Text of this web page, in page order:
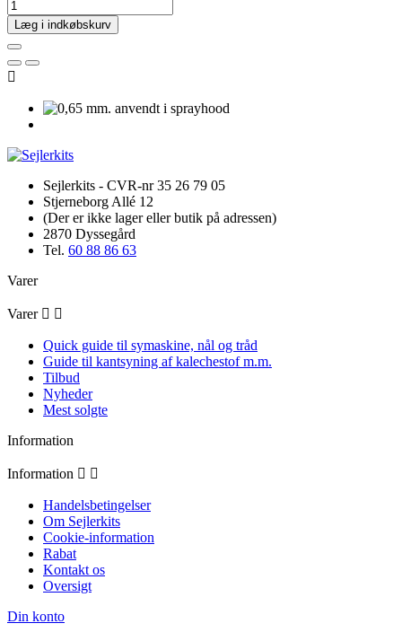
Læg i indkøbskurv

Sejlerkits - CVR-nr 35 26 79 05
Stjerneborg Allé 12
(Der er ikke lager eller butik på adressen)
2870 Dyssegård
Tel. 60 88 86 63
Varer
Varer  
Quick guide til symaskine, nål og tråd
Guide til kantsyning af kalechestof m.m.
Tilbud
Nyheder
Mest solgte
Information
Information  
Handelsbetingelser
Om Sejlerkits
Cookie-information
Rabat
Kontakt os
Oversigt
Din konto